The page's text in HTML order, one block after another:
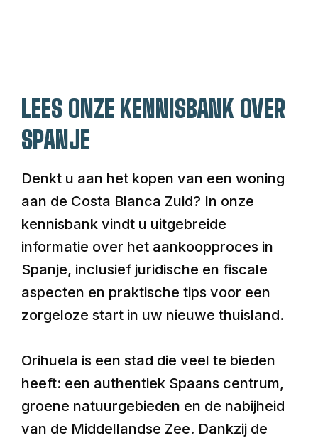
LEES ONZE KENNISBANK OVER
SPANJE
Denkt u aan het kopen van een woning
aan de Costa Blanca Zuid? In onze
kennisbank vindt u uitgebreide
informatie over het aankoopproces in
Spanje, inclusief juridische en fiscale
aspecten en praktische tips voor een
zorgeloze start in uw nieuwe thuisland.
Orihuela is een stad die veel te bieden
heeft: een authentiek Spaans centrum,
groene natuurgebieden en de nabijheid
van de Middellandse Zee. Dankzij de